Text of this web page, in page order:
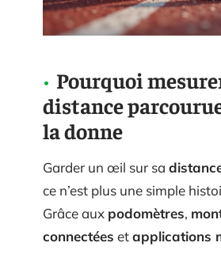
Pourquoi
distance
la donne
Garder un œil sur sa
ce n’est plus une simple
Grâce aux podomètres,
connectées etapplications